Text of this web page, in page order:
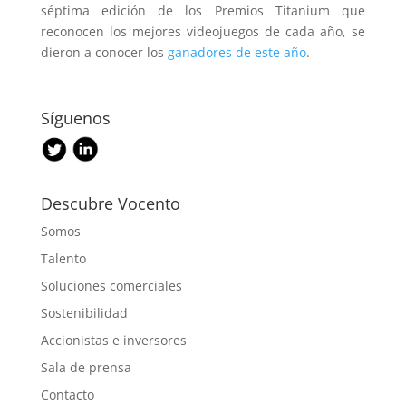
séptima edición de los Premios Titanium que
reconocen los mejores videojuegos de cada año, se
dieron a conocer los ganadores de este año.
Síguenos
Descubre Vocento
Somos
Talento
Soluciones comerciales
Sostenibilidad
Accionistas e inversores
Sala de prensa
Contacto